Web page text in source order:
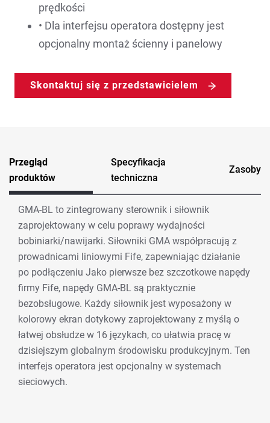
prędkości
• Dla interfejsu operatora dostępny jest
opcjonalny montaż ścienny i panelowy
Skontaktuj się z przedstawicielem
Przegląd
produktów
Specyfikacja
techniczna
Zasoby
GMA-BL to zintegrowany sterownik i siłownik
zaprojektowany w celu poprawy wydajności
bobiniarki/nawijarki. Siłowniki GMA współpracują z
prowadnicami liniowymi Fife, zapewniając działanie
po podłączeniu Jako pierwsze bez szczotkowe napędy
firmy Fife, napędy GMA-BL są praktycznie
bezobsługowe. Każdy siłownik jest wyposażony w
kolorowy ekran dotykowy zaprojektowany z myślą o
łatwej obsłudze w 16 językach, co ułatwia pracę w
dzisiejszym globalnym środowisku produkcyjnym. Ten
interfejs operatora jest opcjonalny w systemach
sieciowych.